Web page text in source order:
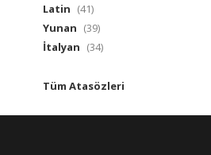
Latin (41)
Yunan (39)
İtalyan (34)
Tüm Atasözleri